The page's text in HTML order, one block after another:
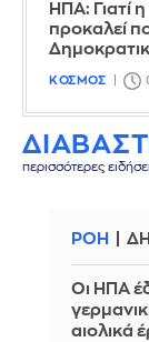
ΗΠΑ: Γιατί
προκαλεί
ΚΟΣΜΟΣ
περισσότερες
ΡΟΗ
Οι ΗΠΑ
αιολικά